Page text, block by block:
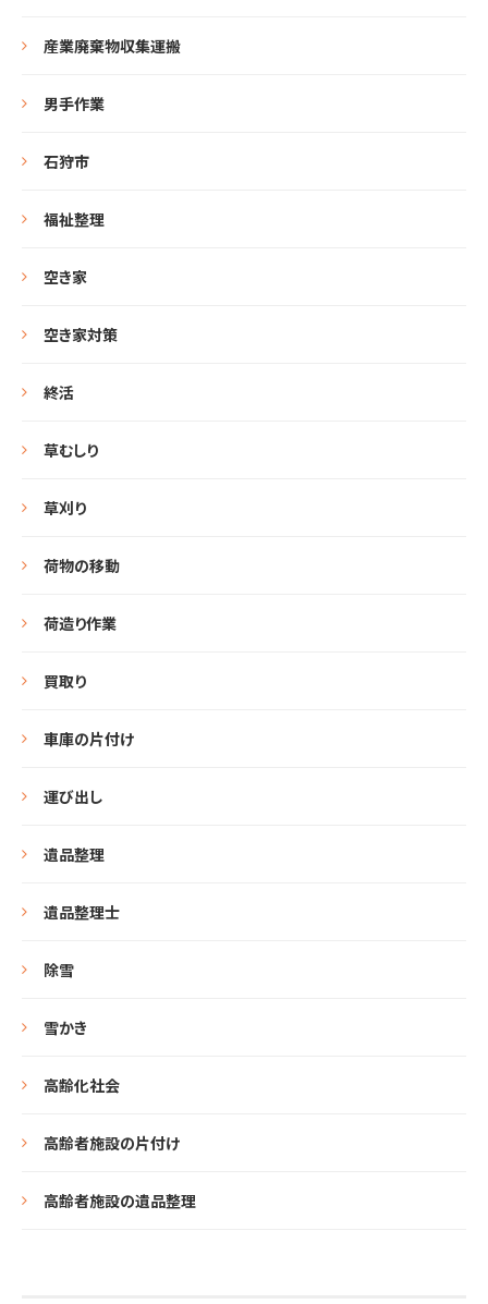
産業廃棄物収集運搬
男手作業
石狩市
福祉整理
空き家
空き家対策
終活
草むしり
草刈り
荷物の移動
荷造り作業
買取り
車庫の片付け
運び出し
遺品整理
遺品整理士
除雪
雪かき
高齢化社会
高齢者施設の片付け
高齢者施設の遺品整理